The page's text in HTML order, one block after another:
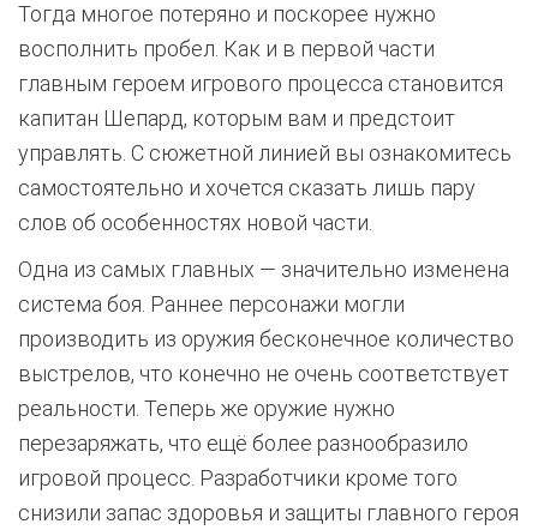
Тогда многое потеряно и поскорее нужно
восполнить пробел. Как и в первой части
главным героем игрового процесса становится
капитан Шепард, которым вам и предстоит
управлять. С сюжетной линией вы ознакомитесь
самостоятельно и хочется сказать лишь пару
слов об особенностях новой части.
Одна из самых главных — значительно изменена
система боя. Раннее персонажи могли
производить из оружия бесконечное количество
выстрелов, что конечно не очень соответствует
реальности. Теперь же оружие нужно
перезаряжать, что ещё более разнообразило
игровой процесс. Разработчики кроме того
снизили запас здоровья и защиты главного героя